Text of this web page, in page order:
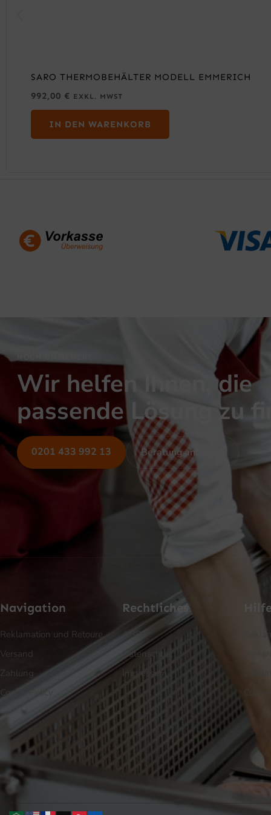
SARO THERMOBEHÄLTER MODELL EMMERICH
992,00 € EXKL. MWST
IN DEN WARENKORB
Wir helfen Ihnen, die
passende Lösung zu
0201 433 992 13 Beratung anfragen
Navigation
Reklamation und Retoure
Versand
Zahlung
Cookie Policy
Rechtliches
AGB
Datenschutz
Impressum